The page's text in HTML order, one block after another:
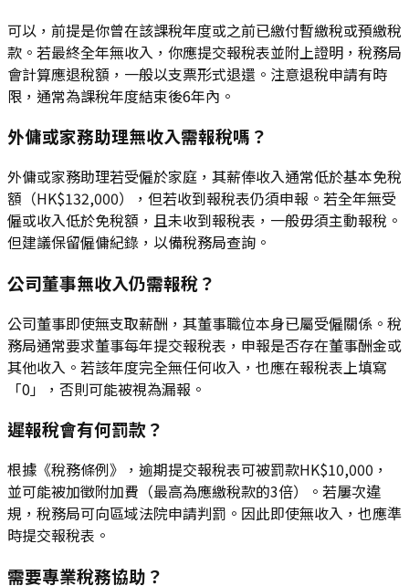
可以，前提是你曾在該課稅年度或之前已繳付暫繳稅或預繳稅
款。若最終全年無收入，你應提交報稅表並附上證明，稅務局
會計算應退稅額，一般以支票形式退還。注意退稅申請有時
限，通常為課稅年度結束後6年內。
外傭或家務助理無收入需報稅嗎？
外傭或家務助理若受僱於家庭，其薪俸收入通常低於基本免稅
額（HK$132,000），但若收到報稅表仍須申報。若全年無受
僱或收入低於免稅額，且未收到報稅表，一般毋須主動報稅。
但建議保留僱傭紀錄，以備稅務局查詢。
公司董事無收入仍需報稅？
公司董事即使無支取薪酬，其董事職位本身已屬受僱關係。稅
務局通常要求董事每年提交報稅表，申報是否存在董事酬金或
其他收入。若該年度完全無任何收入，也應在報稅表上填寫
「0」，否則可能被視為漏報。
遲報稅會有何罰款？
根據《稅務條例》，逾期提交報稅表可被罰款HK$10,000，
並可能被加徵附加費（最高為應繳稅款的3倍）。若屢次違
規，稅務局可向區域法院申請判罰。因此即使無收入，也應準
時提交報稅表。
需要專業稅務協助？